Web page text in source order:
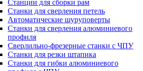
Станции для сборки рам
Станки для сверления петель
Автоматические шуруповерты
Станки для сверления алюминиевого
профиля
Сверлильно-фрезерные станки с ЧПУ
Станки для резки штапика
Станки для гибки алюминиевого